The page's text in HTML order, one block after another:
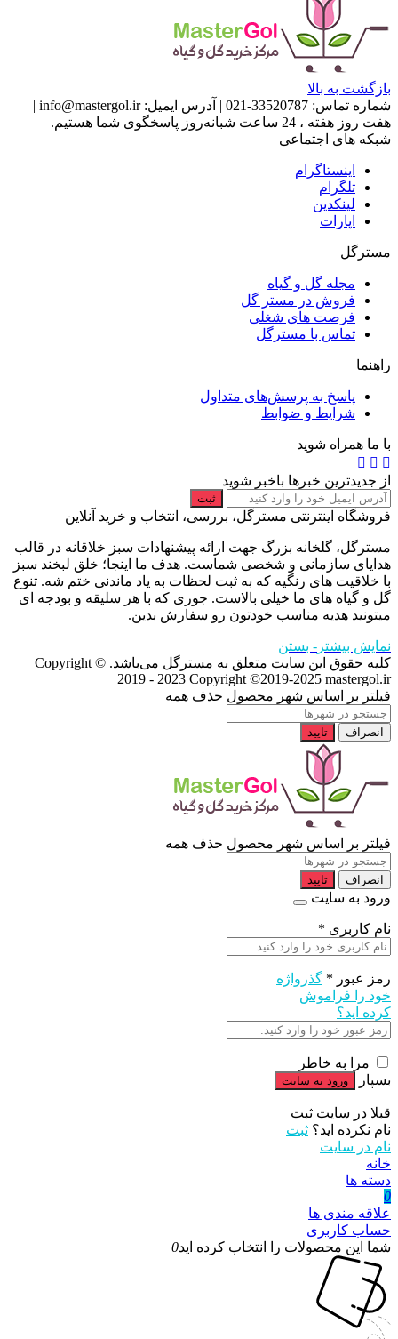
بازگشت به بالا
شماره تماس: 33520787-021
| آدرس ایمیل: info@mastergol.ir
|
هفت روز هفته ، 24 ساعت شبانه‌روز پاسخگوی شما هستیم.
شبکه های اجتماعی
اینستاگرام
تلگرام
لینکدین
اپارات
مسترگل
مجله گل و گیاه
فروش در مستر گل
فرصت های شغلی
تماس با مسترگل
راهنما
پاسخ به پرسش‌های متداول
شرایط و ضوابط
با ما همراه شوید
از جدیدترین خبرها باخبر شوید
ثبت
فروشگاه اینترنتی مسترگل، بررسی، انتخاب و خرید آنلاین
مسترگل، گلخانه بزرگ جهت ارائه پیشنهادات سبز خلاقانه در قالب
هدایای سازمانی و شخصی شماست. هدف ما اینجا؛ خلق لبخند سبز
با خلاقیت های رنگیه که به ثبت لحظات به یاد ماندنی ختم شه. تنوع
گل و گیاه های ما خیلی بالاست. جوری که با هر سلیقه و بودجه ای
میتونید هدیه مناسب خودتون رو سفارش بدین.
نمایش بیشتر - بستن
کلیه حقوق این سایت متعلق به مسترگل می‌باشد. Copyright ©
2019 - 2023 Copyright ©2019-2025 mastergol.ir
فیلتر بر اساس شهر محصول حذف همه
انصراف تایید
فیلتر بر اساس شهر محصول حذف همه
انصراف تایید
ورود به سایت
نام کاربری *
رمز عبور * گذرواژه
خود را فراموش
کرده اید؟
مرا به خاطر
بسپار
قبلا در سایت ثبت
نام نکرده اید؟ ثبت
نام در سایت
خانه
دسته ها
0
علاقه مندی ها
حساب کاربری
شما این محصولات را انتخاب کرده اید0